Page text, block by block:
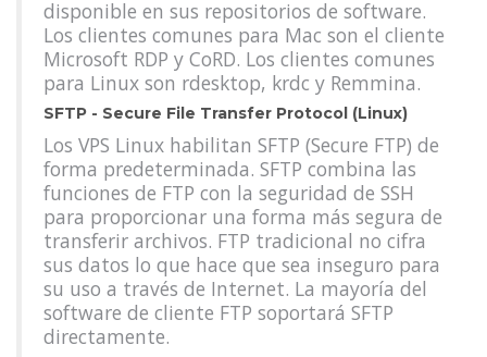
disponible en sus repositorios de software.
Los clientes comunes para Mac son el cliente
Microsoft RDP y CoRD. Los clientes comunes
para Linux son rdesktop, krdc y Remmina.
SFTP - Secure File Transfer Protocol (Linux)
Los VPS Linux habilitan SFTP (Secure FTP) de
forma predeterminada. SFTP combina las
funciones de FTP con la seguridad de SSH
para proporcionar una forma más segura de
transferir archivos. FTP tradicional no cifra
sus datos lo que hace que sea inseguro para
su uso a través de Internet. La mayoría del
software de cliente FTP soportará SFTP
directamente.